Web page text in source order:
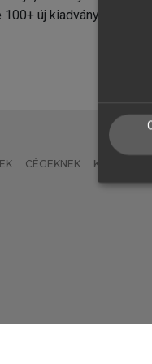
új kiadvány.
CÉGEKNEK